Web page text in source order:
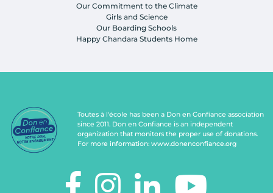
Our Commitment to the Climate
Girls and Science
Our Boarding Schools
Happy Chandara Students Home
Toutes à l'école has been a Don en Confiance association
since 2011. Don en Confiance is an independent
organization that monitors the proper use of donations.
For more information: www.donenconfiance.org